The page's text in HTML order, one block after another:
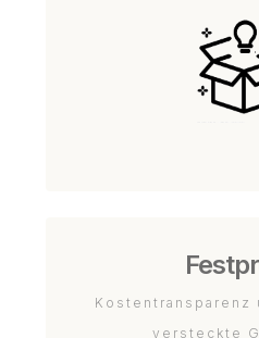
Kostentransparenz
versteckte